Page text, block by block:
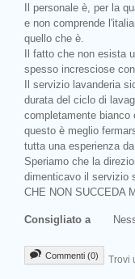
Il personale è, per la
e non comprende
quello che è.
Il fatto che non esista
spesso incresciose
Il servizio lavanderia
durata del ciclo di
completamente
questo è meglio
tutta una esperienza
Speriamo che la
dimenticavo il servizio
CHE NON SUCCEDA
Consigliato a
Commenti (0) Trovi